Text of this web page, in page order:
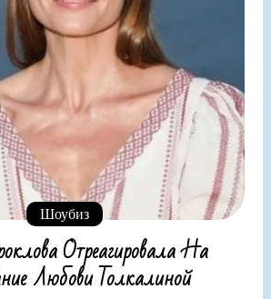
Шоубиз
Отреагировала На
Любови Толкалиной